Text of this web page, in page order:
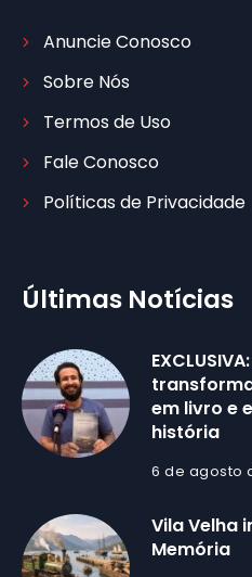
Anuncie Conosco
Sobre Nós
Termos de Uso
Fale Conosco
Políticas de Privacidade
Últimas Notícias
em livro e
história
6 de agosto
Vila Velha
Memória